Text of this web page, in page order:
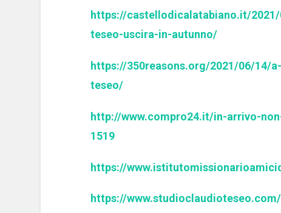
https://castellodicalatabiano.it/
teseo-uscira-in-autunno/
https://350reasons.org/2021/06/14/
teseo/
http://www.compro24.it/in-arrivo-
1519
https://
https://